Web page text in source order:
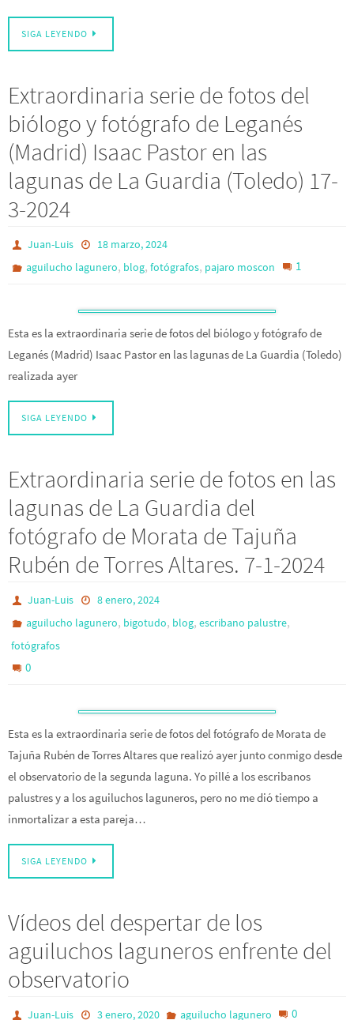
SIGA LEYENDO
Extraordinaria serie de fotos del
biólogo y fotógrafo de Leganés
(Madrid) Isaac Pastor en las
lagunas de La Guardia (Toledo) 17-
3-2024
Juan-Luis
18 marzo, 2024
aguilucho lagunero, blog,fotógrafos, pajaro moscon 1
Esta es la extraordinaria serie de fotos del biólogo y fotógrafo de
Leganés (Madrid) Isaac Pastor en las lagunas de La Guardia (Toledo)
realizada ayer
SIGA LEYENDO
Extraordinaria serie de fotos en las
lagunas de La Guardia del
fotógrafo de Morata de Tajuña
Rubén de Torres Altares. 7-1-2024
Juan-Luis
8 enero, 2024
aguilucho lagunero, bigotudo, blog,escribano palustre,
fotógrafos
0
Esta es la extraordinaria serie de fotos del fotógrafo de Morata de
Tajuña Rubén de Torres Altares que realizó ayer junto conmigo desde
el observatorio de la segunda laguna. Yo pillé a los escribanos
palustres y a los aguiluchos laguneros, pero no me dió tiempo a
inmortalizar a esta pareja…
SIGA LEYENDO
Vídeos del despertar de los
aguiluchos laguneros enfrente del
observatorio
Juan-Luis 3 enero, 2020 aguilucho lagunero 0